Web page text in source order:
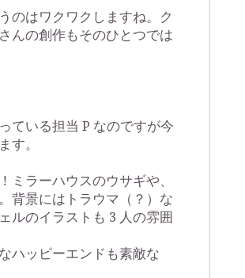
のはワクワクしますね。ク
んの創作もそのひとつでは
ている担当 P なのですが今
す。
ミラーハウスのウサギや、
背景にはトラウマ（？）な
ルのイラストも 3 人の雰囲
ハッピーエンドも素敵な